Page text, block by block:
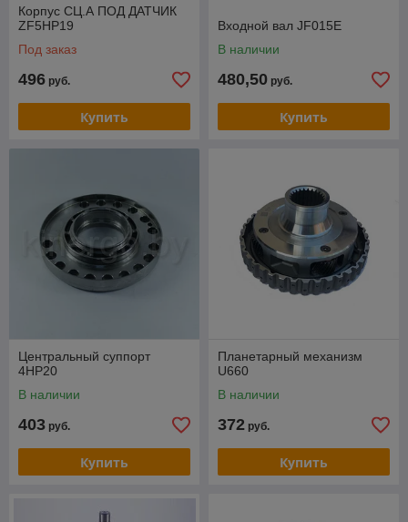
Корпус СЦ.А ПОД ДАТЧИК
ZF5HP19
Под заказ
496 руб.
Купить
Входной вал JF015E
В наличии
480,50 руб.
Купить
Центральный суппорт
4НР20
В наличии
403 руб.
Купить
Планетарный механизм
U660
В наличии
372 руб.
Купить